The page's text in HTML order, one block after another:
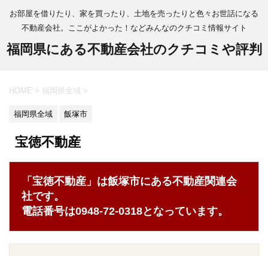
お部屋を借りたり、家を買ったり、土地を売ったりと色々お世話になる
不動産会社。ここがよかった！などみんなのクチコミ情報サイト
福岡県にある不動産会社のクチコミや評判
HOME > 福岡県全域 >
福岡県全域 飯塚市
宝徳不動産
「宝徳不動産」は飯塚市にある不動産関連会
社です。
電話番号は0948-72-0318となっています。